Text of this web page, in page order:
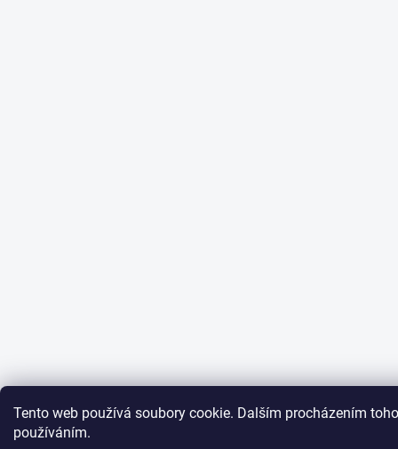
Tento web používá soubory cookie. Dalším procházením
používáním.